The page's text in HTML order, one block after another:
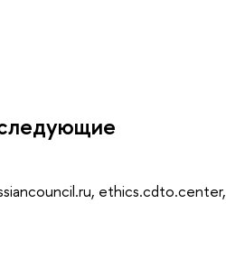
ethics.cdto.center,